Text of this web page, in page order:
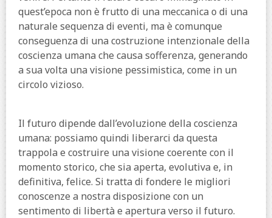
quest’epoca non è frutto di una meccanica o di una
naturale sequenza di eventi, ma è comunque
conseguenza di una costruzione intenzionale della
coscienza umana che causa sofferenza, generando
a sua volta una visione pessimistica, come in un
circolo vizioso.
Il futuro dipende dall’evoluzione della coscienza
umana: possiamo quindi liberarci da questa
trappola e costruire una visione coerente con il
momento storico, che sia aperta, evolutiva e, in
definitiva, felice. Si tratta di fondere le migliori
conoscenze a nostra disposizione con un
sentimento di libertà e apertura verso il futuro.